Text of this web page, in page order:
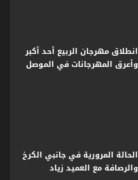
انطلاق مهرجان الربيع أحد أكبر
وأعرق المهرجانات في الموصل
الحالة المرورية في جانبي الكرخ
والرصافة مع العميد زياد